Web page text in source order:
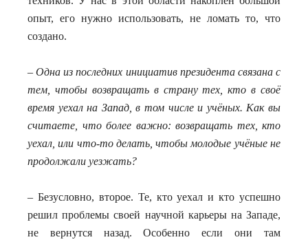
опыт, его нужно использовать, не ломать то, что
создано.
– Одна из последних инициатив президента связана с
тем, чтобы возвращать в страну тех, кто в своё
время уехал на Запад, в том числе и учёных. Как вы
считаете, что более важно: возвращать тех, кто
уехал, или что-то делать, чтобы молодые учёные не
продолжали уезжать?
– Безусловно, второе. Те, кто уехал и кто успешно
решил проблемы своей научной карьеры на Западе,
не вернутся назад. Особенно если они там